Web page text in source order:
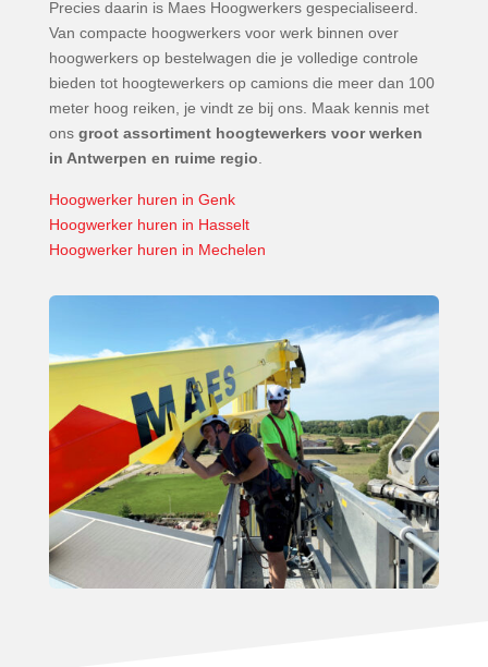
Precies daarin is Maes Hoogwerkers gespecialiseerd.
Van compacte hoogwerkers voor werk binnen over
hoogwerkers op bestelwagen die je volledige controle
bieden tot hoogtewerkers op camions die meer dan 100
meter hoog reiken, je vindt ze bij ons. Maak kennis met
ons groot assortiment hoogtewerkers voor werken
in Antwerpen en ruime regio
Hoogwerker huren in Genk
Hoogwerker huren in Hasselt
Hoogwerker huren in Mechelen